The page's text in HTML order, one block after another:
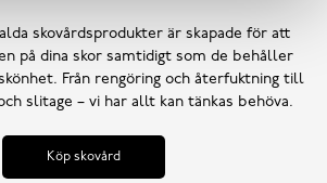
skovårdsprodukter är skapade för att
på dina skor samtidigt som de behåller
Från rengöring och återfuktning till
slitage – vi har allt kan tänkas behöva.
Köp skovård